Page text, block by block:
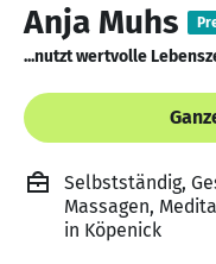
Anja Muhs
...nutzt wertvolle
Selbstständig,
Massagen,
in Köpenick